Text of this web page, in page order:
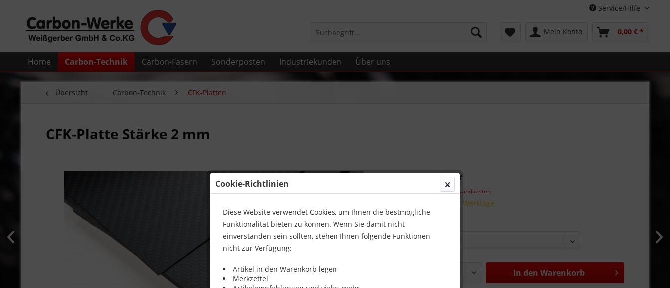
Service/Hilfe
Mein Konto 0,00 € *
Home Carbon-Technik Carbon-Fasern Sonderposten Industriekunden Über uns
Übersicht Carbon-Technik CFK-Platten
CFK-Platte Stärke 2 mm
27,68 € *
zzgl. Versandkosten
Lieferzeit 2 - 3 Werktage
Größe:
In den Warenkorb
Cookie-Richtlinien
Diese Website verwendet Cookies, um Ihnen die bestmögliche
Funktionalität bieten zu können. Wenn Sie damit nicht
einverstanden sein sollten, stehen Ihnen folgende Funktionen
nicht zur Verfügung:
Artikel in den Warenkorb legen
Merkzettel